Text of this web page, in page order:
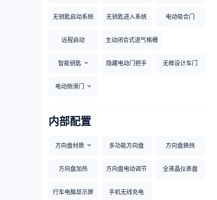
无钥匙启动系统 无钥匙进入系统 电动吸合门
远程启动 主动闭合式进气格栅
智能钥匙 隐藏电动门把手 无框设计车门
电动侧滑门
内部配置
方向盘材质 多功能方向盘 方向盘换挡
方向盘加热 方向盘电动调节 全液晶仪表盘
行车电脑显示屏 手机无线充电